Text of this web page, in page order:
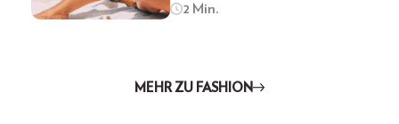
2 Min.
MEHR ZU FASHION